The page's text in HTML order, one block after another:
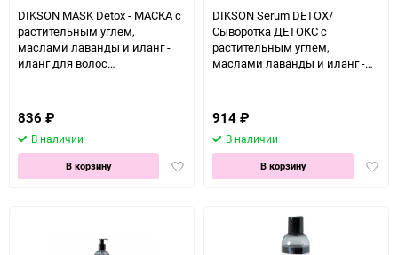
DIKSON MASK Detox - МАСКА с
растительным углем,
маслами лаванды и иланг -
иланг для волос
836 ₽
В наличии
Добавить
В корзину
DIKSON Serum DETOX/
Сыворотка ДЕТОКС с
растительным углем,
маслами лаванды и иланг -
914 ₽
В наличии
В корзину